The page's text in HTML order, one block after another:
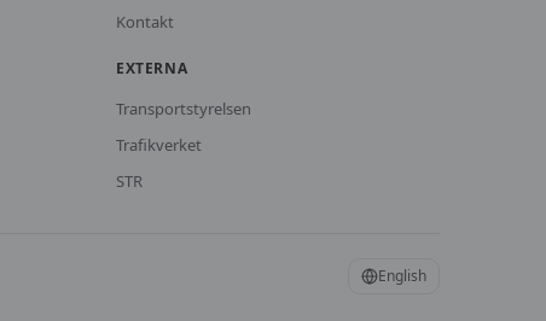
Kontakt
EXTERNA
Transportstyrelsen
Trafikverket
STR
English